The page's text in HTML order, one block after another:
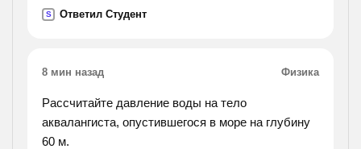
реакции.
S Ответил Студент
8 мин назад Физика
Рассчитайте давление воды на тело
аквалангиста, опустившегося в море на глубину
60 м.